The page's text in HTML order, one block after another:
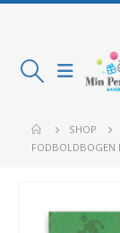
SHOP
FODBOLDBOGEN